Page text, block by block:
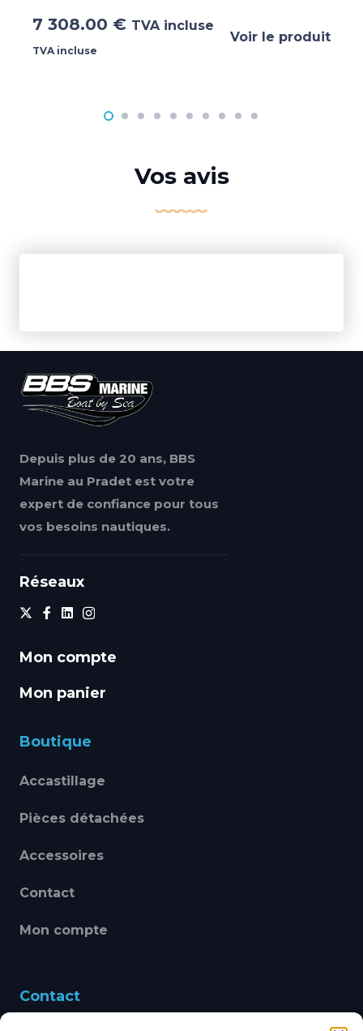
7 308.00 € TVA incluse
TVA incluse
Voir le produit
Vos avis
Depuis plus de 20 ans, BBS
Marine au Pradet est votre
expert de confiance pour tous
vos besoins nautiques.
Réseaux
Mon compte
Mon panier
Boutique
Accastillage
Pièces détachées
Accessoires
Contact
Mon compte
Contact